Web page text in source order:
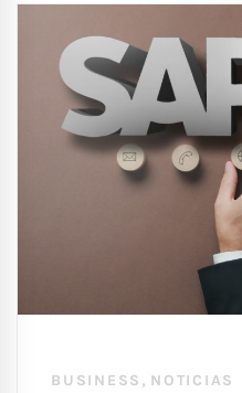
BUSINESS , NOTICIAS